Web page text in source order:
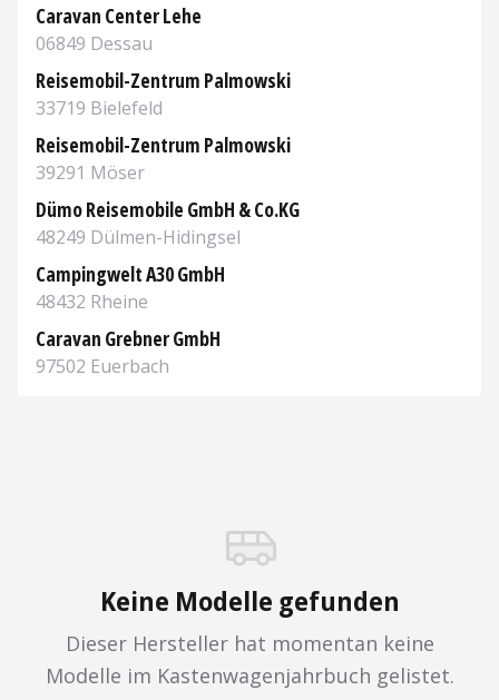
Caravan Center Lehe
06849 Dessau
Aufrufen
Reisemobil-Zentrum Palmowski
33719 Bielefeld
Aufrufen
Reisemobil-Zentrum Palmowski
39291 Möser
Aufrufen
Dümo Reisemobile GmbH & Co.KG
48249 Dülmen-Hidingsel
Aufrufen
Campingwelt A30 GmbH
48432 Rheine
Caravan Grebner GmbH
97502 Euerbach
Keine Modelle gefunden
Dieser Hersteller hat momentan keine
Modelle im Kastenwagenjahrbuch gelistet.